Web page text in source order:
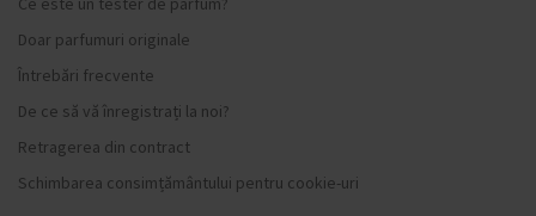
Doar parfumuri originale
Întrebări frecvente
De ce să vă înregistrați la noi?
Retragerea din contract
Schimbarea consimțământului pentru cookie-uri